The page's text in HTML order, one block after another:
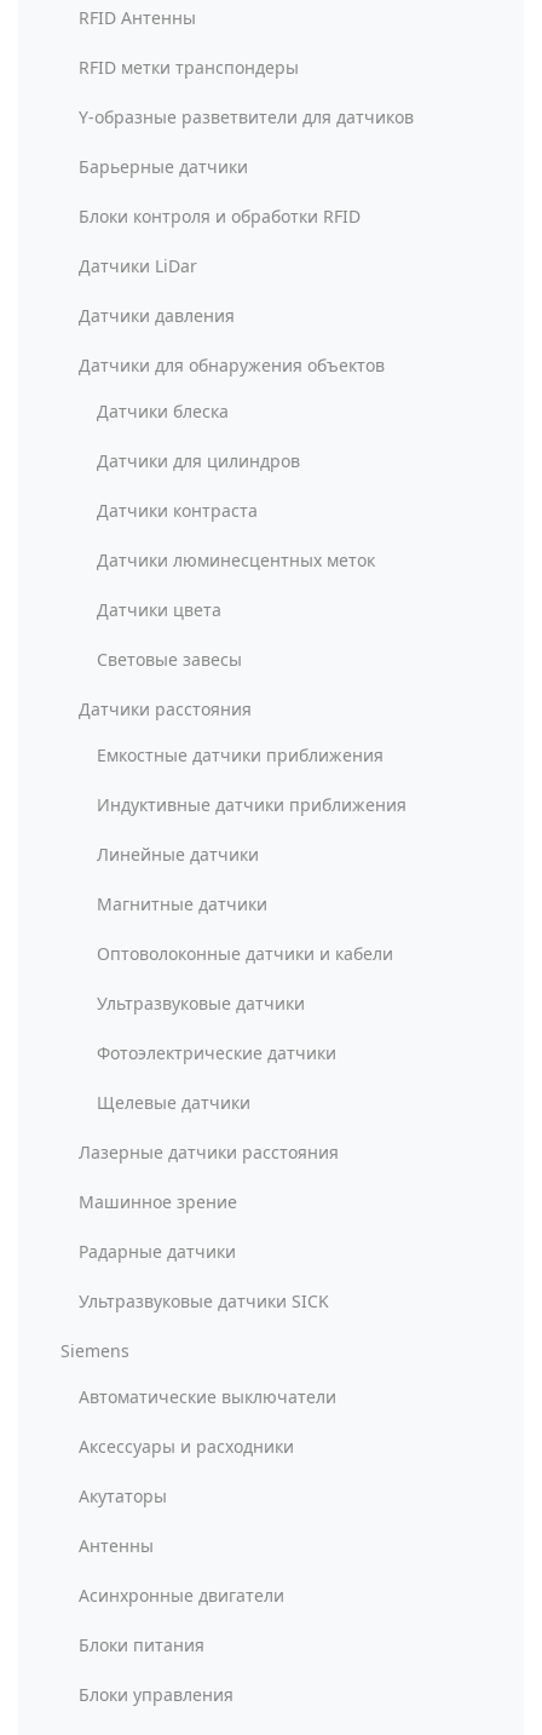
RFID Антенны
RFID метки транспондеры
Y-образные разветвители для датчиков
Барьерные датчики
Блоки контроля и обработки RFID
Датчики LiDar
Датчики давления
Датчики для обнаружения объектов
Датчики блеска
Датчики для цилиндров
Датчики контраста
Датчики люминесцентных меток
Датчики цвета
Световые завесы
Датчики расстояния
Емкостные датчики приближения
Индуктивные датчики приближения
Линейные датчики
Магнитные датчики
Оптоволоконные датчики и кабели
Ультразвуковые датчики
Фотоэлектрические датчики
Щелевые датчики
Лазерные датчики расстояния
Машинное зрение
Радарные датчики
Ультразвуковые датчики SICK
Siemens
Автоматические выключатели
Аксессуары и расходники
Акутаторы
Антенны
Асинхронные двигатели
Блоки питания
Блоки управления